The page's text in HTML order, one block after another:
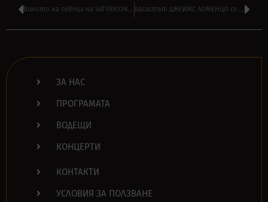
Виното на певеца на SATYRICON официално е най-продаваното в Норвегия Басистът ДЖЕЙМС ЛОМЕНЦО се завръща в MEGADETH на мястото на ЕЛЕФСЪН
ЗА НАС
ПРОГРАМАТА
ВОДЕЩИ
КОНЦЕРТИ
КОНТАКТИ
УСЛОВИЯ ЗА ПОЛЗВАНЕ